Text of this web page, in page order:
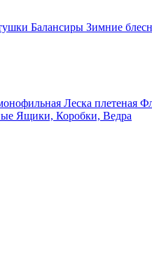
Балансиры Зимние
Леска плетеная
Ящики, Коробки, Ведра